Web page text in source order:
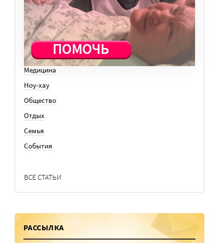
История
Колонки
Кто есть кто
Личный опыт
Медицина
Ноу-хау
Общество
Отдых
Семья
События
ВСЕ СТАТЬИ
РАССЫЛКА